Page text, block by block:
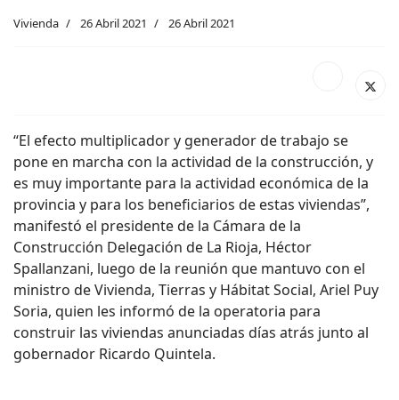
Vivienda 26 Abril 2021 26 Abril 2021
“El efecto multiplicador y generador de trabajo se
pone en marcha con la actividad de la construcción, y
es muy importante para la actividad económica de la
provincia y para los beneficiarios de estas viviendas”,
manifestó el presidente de la Cámara de la
Construcción Delegación de La Rioja, Héctor
Spallanzani, luego de la reunión que mantuvo con el
ministro de Vivienda, Tierras y Hábitat Social, Ariel Puy
Soria, quien les informó de la operatoria para
construir las viviendas anunciadas días atrás junto al
gobernador Ricardo Quintela.